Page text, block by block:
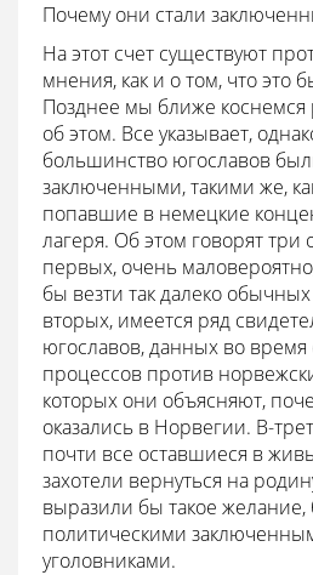
Почему они стали
На этот счет существуют
мнения, как и о том, что это
Позднее мы ближе
об этом. Все указывает,
большинство югославов
заключенными, такими же,
попавшие в немецкие
лагеря. Об этом говорят три
первых, очень
бы везти так далеко
вторых, имеется ряд
югославов, данных во время
процессов против
которых они объясняют,
оказались в Норвегии. В-
почти все оставшиеся в
захотели вернуться на
выразили бы такое желание,
политическими
уголовниками.